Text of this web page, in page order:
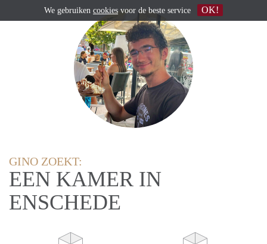
GINO ZOEKT:
EEN KAMER IN
ENSCHEDE
We gebruiken cookies voor de beste service OK!